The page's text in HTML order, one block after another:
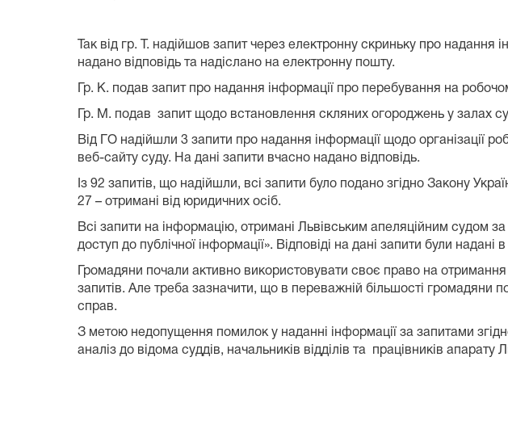
Так від гр. Т. надійшов запит через електронну скриньку про
надано відповідь та надіслано на електронну пошту.
Гр. К. подав запит про надання інформації про перебування на
Гр. М. подав запит щодо встановлення скляних огороджень у залах
Від ГО надійшли 3 запити про надання інформації щодо організації
веб-сайту суду. На дані запити вчасно надано відповідь.
Із 92 запитів, що надійшли, всі запити було подано згідно Закону
27 – отримані від юридичних осіб.
Всі запити на інформацію, отримані Львівським апеляційним судом
доступ до публічної інформації». Відповіді на дані запити були
Громадяни почали активно використовувати своє право на отримання
запитів. Але треба зазначити, що в переважній більшості
справ.
З метою недопущення помилок у наданні інформації за запитами
аналіз до відома суддів, начальників відділів та працівників апарату